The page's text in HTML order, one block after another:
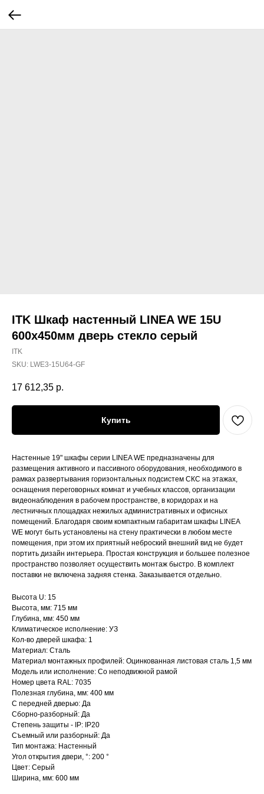
ITK Шкаф настенный LINEA WE 15U
600х450мм дверь стекло серый
ITK
SKU: LWE3-15U64-GF
17 612,35 р.
Купить
Настенные 19" шкафы серии LINEA WE предназначены для
размещения активного и пассивного оборудования, необходимого в
рамках развертывания горизонтальных подсистем СКС на этажах,
оснащения переговорных комнат и учебных классов, организации
видеонаблюдения в рабочем пространстве, в коридорах и на
лестничных площадках нежилых административных и офисных
помещений. Благодаря своим компактным габаритам шкафы LINEA
WE могут быть установлены на стену практически в любом месте
помещения, при этом их приятный неброский внешний вид не будет
портить дизайн интерьера. Простая конструкция и большее полезное
пространство позволяет осуществить монтаж быстро. В комплект
поставки не включена задняя стенка. Заказывается отдельно.
Высота U: 15
Высота, мм: 715 мм
Глубина, мм: 450 мм
Климатическое исполнение: УЗ
Кол-во дверей шкафа: 1
Материал: Сталь
Материал монтажных профилей: Оцинкованная листовая сталь 1,5 мм
Модель или исполнение: Со неподвижной рамой
Номер цвета RAL: 7035
Полезная глубина, мм: 400 мм
С передней дверью: Да
Сборно-разборный: Да
Степень защиты - IP: IP20
Съемный или разборный: Да
Тип монтажа: Настенный
Угол открытия двери, °: 200 °
Цвет: Серый
Ширина, мм: 600 мм